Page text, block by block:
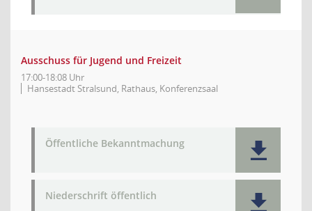
Ausschuss für Jugend und Freizeit
17:00-18:08 Uhr
Hansestadt Stralsund, Rathaus, Konferenzsaal
Öffentliche Bekanntmachung
Niederschrift öffentlich